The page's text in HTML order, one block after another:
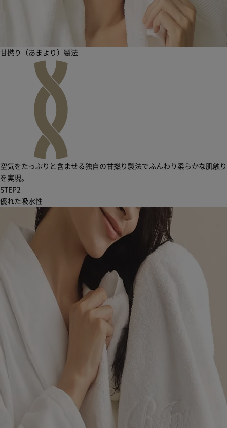
甘撚り（あまより）製法
空気をたっぷりと含ませる独自の甘撚り製法でふんわり柔らかな肌触り
を実現。
STEP2
優れた吸水性